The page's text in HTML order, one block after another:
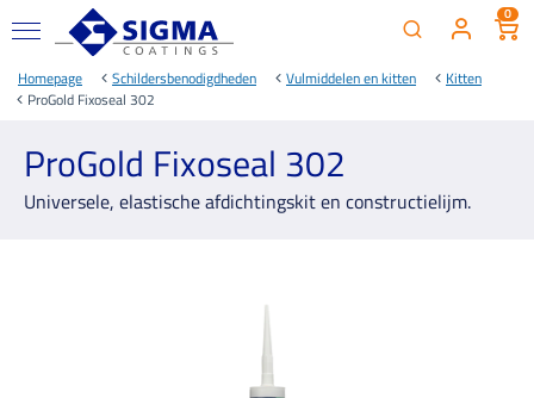
0
Homepage Schildersbenodigdheden Vulmiddelen en kitten
Kitten
ProGold Fixoseal 302
ProGold Fixoseal 302
Universele, elastische afdichtingskit en constructielijm.